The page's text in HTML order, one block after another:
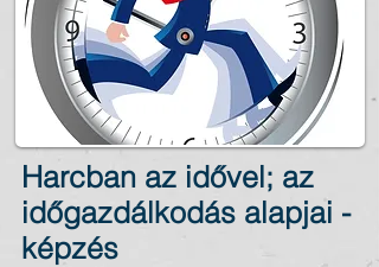
Harcban az idővel; az
időgazdálkodás alapjai -
képzés